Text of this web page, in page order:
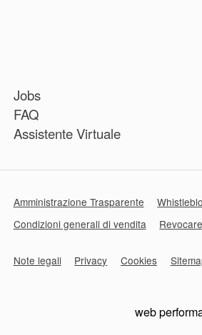
Jobs
FAQ
Assistente Virtuale
Amministrazione Trasparente
Condizioni generali di vendita
Note legali Privacy Cookies
web